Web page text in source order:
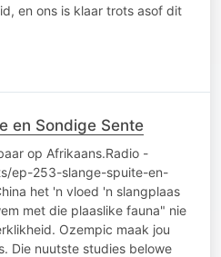
en ons is klaar trots asof dit
en Sondige Sente
op Afrikaans.Radio -
ep-253-slange-spuite-en-
het 'n vloed 'n slangplaas
met die plaaslike fauna" nie
Ozempic maak jou
Die nuutste studies belowe